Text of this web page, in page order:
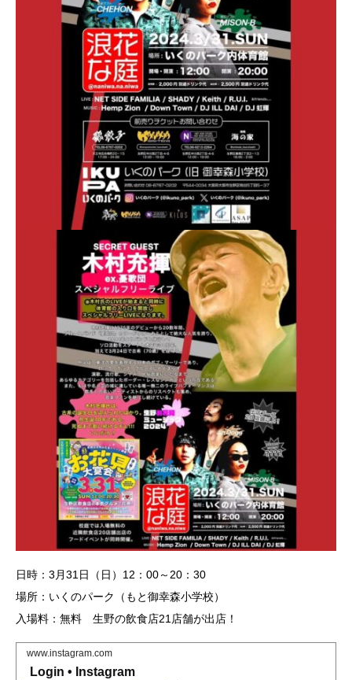
日時：3月31日（日）12：00～20：30
場所：いくのパーク（もと御幸森小学校）
入場料：無料 生野の飲食店21店舗が出店！
www.instagram.com
Login • Instagram